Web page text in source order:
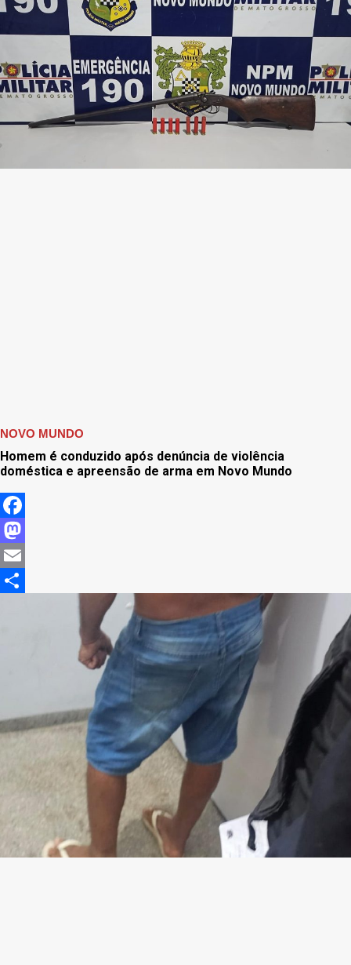
NOVO MUNDO
Homem é conduzido após denúncia de violência
doméstica e apreensão de arma em Novo Mundo
Facebook
Mastodon
Email